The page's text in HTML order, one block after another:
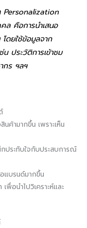
Personalization
ล คือการนำเสนอ
ดยใช้ข้อมูลจาก
น ประวัติการเข้าชม
กร ฯลฯ
ค้ามากขึ้น เพราะเห็น
ประทับใจกับประสบการณ์
แบรนด์มากขึ้น
พื่อนำไปวิเคราะห์และ